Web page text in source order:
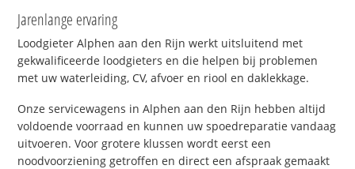
Jarenlange ervaring
Loodgieter Alphen aan den Rijn werkt uitsluitend met
gekwalificeerde loodgieters en die helpen bij problemen
met uw waterleiding, CV, afvoer en riool en daklekkage.
Onze servicewagens in Alphen aan den Rijn hebben altijd
voldoende voorraad en kunnen uw spoedreparatie vandaag
uitvoeren. Voor grotere klussen wordt eerst een
noodvoorziening getroffen en direct een afspraak gemaakt